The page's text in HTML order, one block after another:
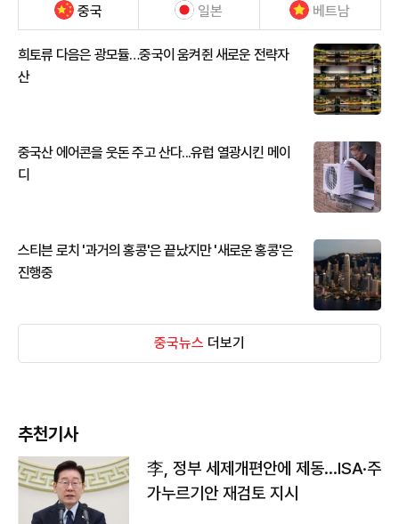
중국 일본 베트남
희토류 다음은 광모듈…중국이 움켜쥔 새로운 전략자
산
중국산 에어콘을 웃돈 주고 산다...유럽 열광시킨 메이
디
스티븐 로치 '과거의 홍콩'은 끝났지만 '새로운 홍콩'은
진행중
중국뉴스 더보기
추천기사
李, 정부 세제개편안에 제동…ISA·주
가누르기안 재검토 지시